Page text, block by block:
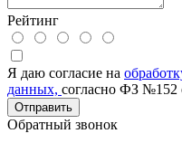
Рейтинг
Я даю согласие на
данных, согласно ФЗ №152
Отправить
Обратный звонок